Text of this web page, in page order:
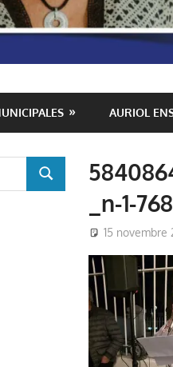
AURIOL
_n-1-
15 novembre
RECHERCHER